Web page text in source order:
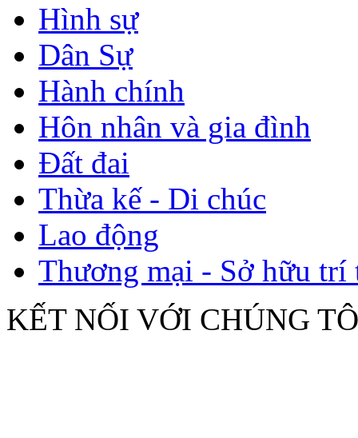
Hình sự
Dân Sự
Hành chính
Hôn nhân và gia đình
Đất đai
Thừa kế - Di chúc
Lao động
Thương mại - Sở hữu trí
KẾT NỐI VỚI CHÚNG